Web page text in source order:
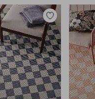
Zu
Favoriten
hinzufügen